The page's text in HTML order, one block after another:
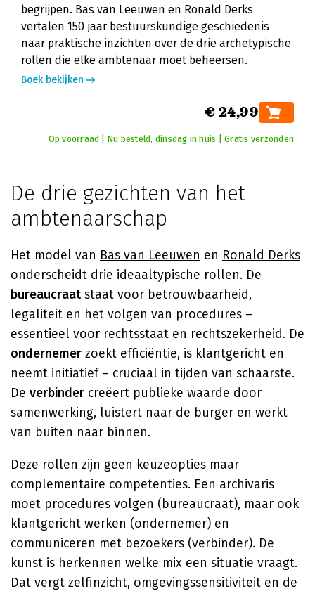
begrijpen. Bas van Leeuwen en Ronald Derks
vertalen 150 jaar bestuurskundige geschiedenis
naar praktische inzichten over de drie archetypische
rollen die elke ambtenaar moet beheersen.
Boek bekijken
€ 24,99
Op voorraad | Nu besteld, dinsdag in huis | Gratis verzonden
De drie gezichten van het
ambtenaarschap
Het model van Bas van Leeuwen en Ronald Derks
onderscheidt drie ideaaltypische rollen. De
bureaucraat staat voor betrouwbaarheid,
legaliteit en het volgen van procedures –
essentieel voor rechtsstaat en rechtszekerheid. De
ondernemer zoekt efficiëntie, is klantgericht en
neemt initiatief – cruciaal in tijden van schaarste.
De verbinder creëert publieke waarde door
samenwerking, luistert naar de burger en werkt
van buiten naar binnen.
Deze rollen zijn geen keuzeopties maar
complementaire competenties. Een archivaris
moet procedures volgen (bureaucraat), maar ook
klantgericht werken (ondernemer) en
communiceren met bezoekers (verbinder). De
kunst is herkennen welke mix een situatie vraagt.
Dat vergt zelfinzicht, omgevingssensitiviteit en de